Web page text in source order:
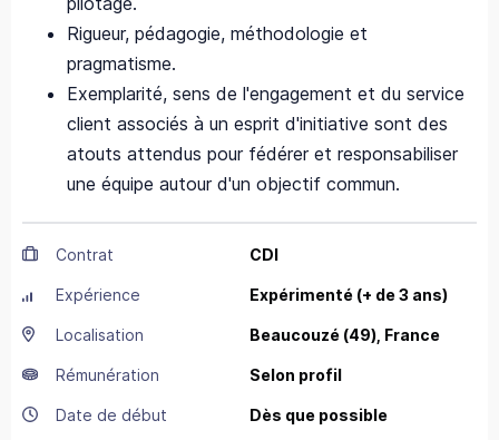
Rigueur, pédagogie, méthodologie et
pragmatisme.
Exemplarité, sens de l'engagement et du service
client associés à un esprit d'initiative sont des
atouts attendus pour fédérer et responsabiliser
une équipe autour d'un objectif commun.
Contrat CDI
Expérience Expérimenté (+ de 3 ans)
Localisation Beaucouzé (49), France
Rémunération Selon profil
Date de début Dès que possible